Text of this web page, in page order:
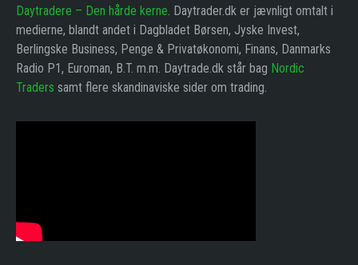
Daytradere – Den hårde kerne. Daytrader.dk er jævnligt omtalt i
medierne, blandt andet i Dagbladet Børsen, Jyske Invest,
Berlingske Business, Penge & Privatøkonomi, Finans, Danmarks
Radio P1, Euroman, B.T. m.m. Daytrade.dk står bag Nordic
Traders samt flere skandinaviske sider om trading.